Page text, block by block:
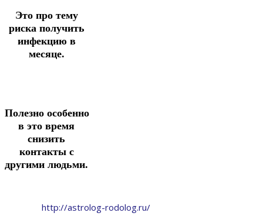
Это про тему
риска получить
инфекцию в
месяце.
Полезно особенно
в это время
снизить
контакты с
другими людьми.
http://astrolog-rodolog.ru/